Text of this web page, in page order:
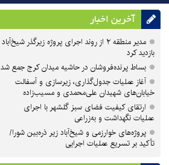
آخرین اخبار
مدیر منطقه ۲ از روند اجرای پروژه زیرگذر شیخ‌آباد
بازدید کرد
بساط پرنده‌فروشان در حاشیه میدان کرج جمع شد
آغاز عملیات جدول‌گذاری، زیرسازی و آسفالت
خیابان‌های شهیدان علی‌محمدی و مسیب‌زاده
ارتقای کیفیت فضای سبز گلشهر با اجرای
عملیات نگهداشت و به‌زراعی
پروژه‌های خوارزمی و شیخ‌آباد زیر ذره‌بین شورا/
تأکید بر تسریع عملیات اجرایی